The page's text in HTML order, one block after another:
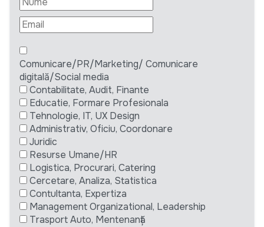
Comunicare/PR/Marketing/ Comunicare
digitală/Social media
Contabilitate, Audit, Finante
Educatie, Formare Profesionala
Tehnologie, IT, UX Design
Administrativ, Oficiu, Coordonare
Juridic
Resurse Umane/HR
Logistica, Procurari, Catering
Cercetare, Analiza, Statistica
Contultanta, Expertiza
Management Organizational, Leadership
Trasport Auto, Mentenanță